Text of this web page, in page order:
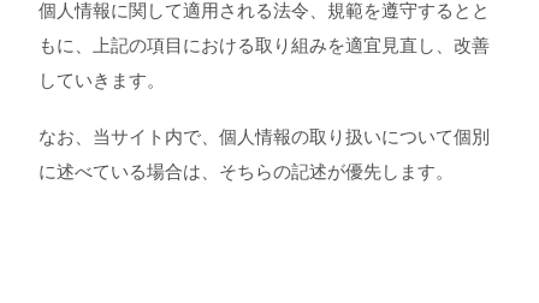
個人情報に関して適用される法令、規範を遵守するとと
もに、上記の項目における取り組みを適宜見直し、改善
していきます。
なお、当サイト内で、個人情報の取り扱いについて個別
に述べている場合は、そちらの記述が優先します。